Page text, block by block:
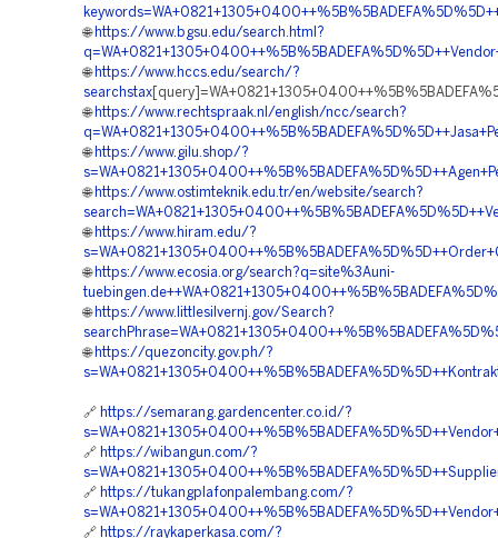
🌐 https://www.bgsu.edu/search.html?
🌐 https://www.hccs.edu/search/?
searchstax
🌐 https://www.rechtspraak.nl/english/ncc/search?
🌐 https://www.gilu.shop/?
🌐 https://www.ostimteknik.edu.tr/en/website/search?
🌐 https://www.hiram.edu/?
🌐 https://www.ecosia.org/search?q=site%3Auni-
🌐 https://www.littlesilvernj.gov/Search?
🌐 https://quezoncity.gov.ph/?
🔗 https://semarang.gardencenter.co.id/?
🔗 https://wibangun.com/?
🔗 https://tukangplafonpalembang.com/?
🔗 https://raykaperkasa.com/?